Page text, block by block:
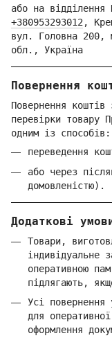
або на відділення
+380953293012,
вул. Головна 200,
обл., Україна
Повернення
Повернення коштів
перевірки товару
одним із способів:
переведення
або через
домовленістю).
Додаткові
Товари,
індивідуальне
оперативною
підлягають,
Усі повернення
для
оформлення